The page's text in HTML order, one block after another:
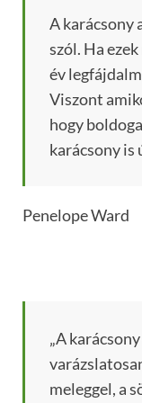
A karácsony
szól. Ha
év
Viszont
hogy
karácsony is
Penelope Ward
„A
meleggel, a